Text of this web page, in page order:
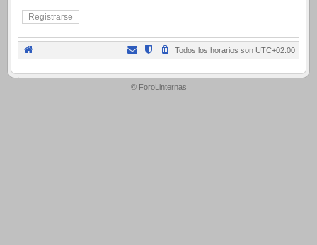
Registrarse
Todos los horarios son UTC+02:00
.
© ForoLinternas